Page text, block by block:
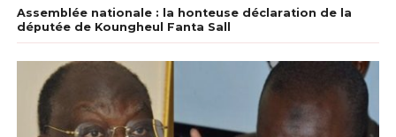
Assemblée nationale : la honteuse déclaration de la
députée de Koungheul Fanta Sall